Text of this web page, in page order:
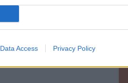
Data Access Privacy Policy